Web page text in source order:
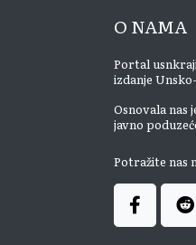
O NAMA
Portal
izdanje
Osnovala nas
javno
Potražite nas